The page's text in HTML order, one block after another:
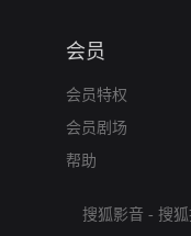
会员
会员特权
会员剧场
帮助
搜狐影音 - 搜